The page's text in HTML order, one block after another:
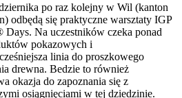
po raz kolejny w Wil (kanton
odbędą się praktyczne warsztaty IGP
Na uczestników czeka ponad
pokazowych i
linia do proszkowego
drewna. Bedzie to również
okazja do zapoznania się z
osiągnięciami w tej dziedzinie.